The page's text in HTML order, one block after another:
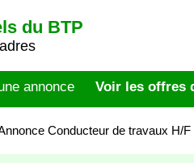
du BTP
annonce Voir les offres
Conducteur de travaux H/